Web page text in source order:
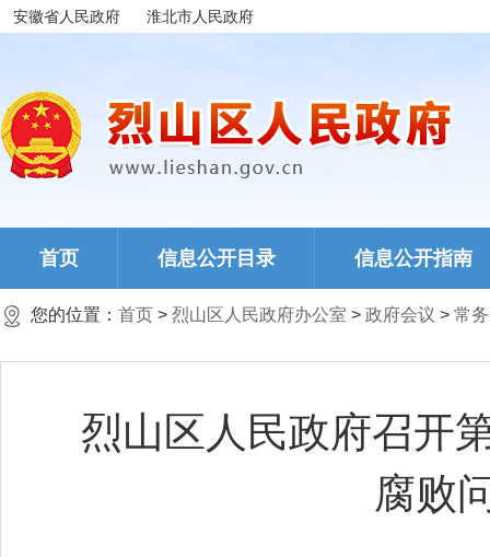
安徽省人民政府 淮北市人民政府
首页 信息公开目录 信息公开指南
您的位置： 首页 > 烈山区人民政府办公室 > 政府会议 > 常
烈山区人民政府召开
腐败